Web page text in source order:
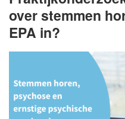
over stemmen
EPA in?